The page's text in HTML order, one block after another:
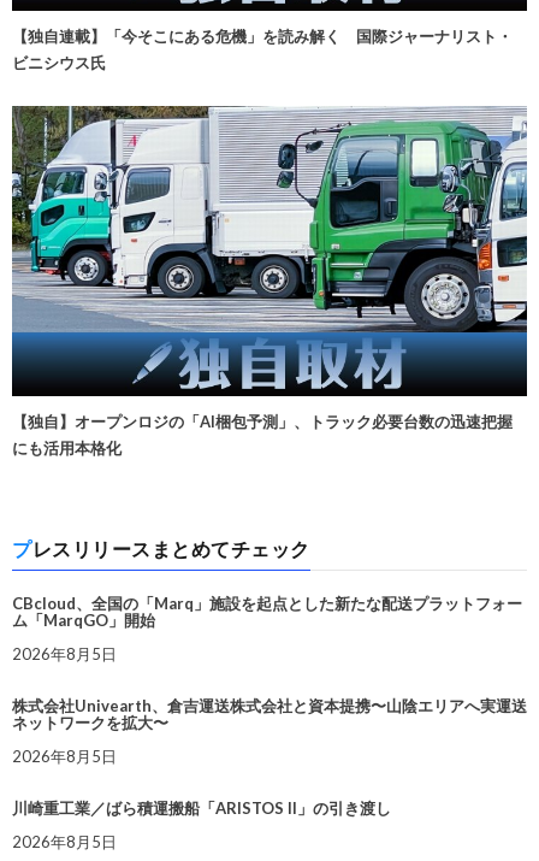
【独自連載】「今そこにある危機」を読み解く 国際ジャーナリスト・
ビニシウス氏
【独自】オープンロジの「AI梱包予測」、トラック必要台数の迅速把握
にも活用本格化
プレスリリースまとめてチェック
CBcloud、全国の「Marq」施設を起点とした新たな配送プラットフォー
ム「MarqGO」開始
2026年8月5日
株式会社Univearth、倉吉運送株式会社と資本提携〜山陰エリアへ実運送
ネットワークを拡大〜
2026年8月5日
川崎重工業／ばら積運搬船「ARISTOS II」の引き渡し
2026年8月5日